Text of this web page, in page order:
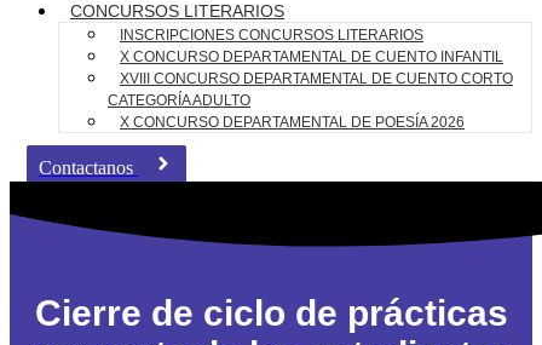
CONCURSOS LITERARIOS
INSCRIPCIONES CONCURSOS LITERARIOS
X CONCURSO DEPARTAMENTAL DE CUENTO INFANTIL
XVIII CONCURSO DEPARTAMENTAL DE CUENTO CORTO
CATEGORÍA ADULTO
X CONCURSO DEPARTAMENTAL DE POESÍA 2026
Contactanos
Cierre de ciclo de prácticas